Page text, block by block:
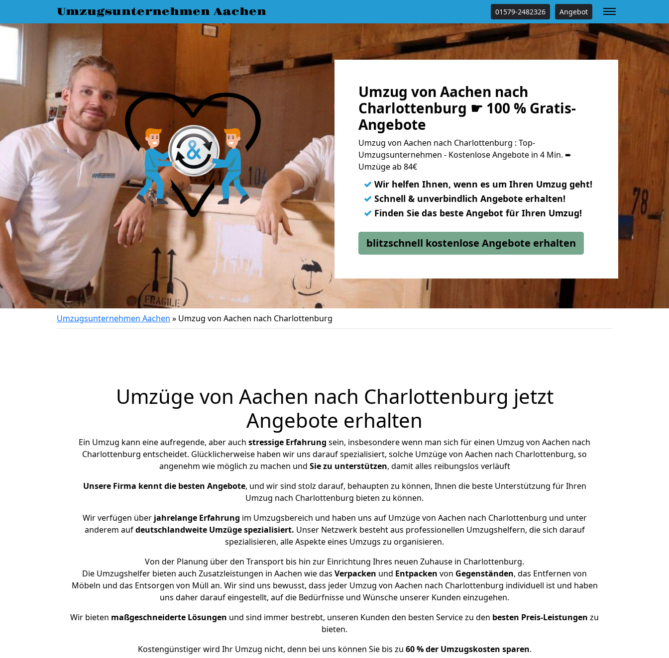
Umzugsunternehmen Aachen 01579-2482326 Angebot
Umzug von Aachen nach
Charlottenburg ☛ 100 % Gratis-
Angebote
Umzug von Aachen nach Charlottenburg : Top-
Umzugsunternehmen - Kostenlose Angebote in 4 Min. ➨
Umzüge ab 84€
✓ Wir helfen Ihnen, wenn es um Ihren Umzug geht!
✓ Schnell & unverbindlich Angebote erhalten!
✓ Finden Sie das beste Angebot für Ihren Umzug!
blitzschnell kostenlose Angebote erhalten
Umzugsunternehmen Aachen » Umzug von Aachen nach Charlottenburg
Umzüge von Aachen nach Charlottenburg jetzt
Angebote erhalten
Ein Umzug kann eine aufregende, aber auch stressige Erfahrung sein, insbesondere wenn man sich für einen Umzug von Aachen nach
Charlottenburg entscheidet. Glücklicherweise haben wir uns darauf spezialisiert, solche Umzüge von Aachen nach Charlottenburg, so
angenehm wie möglich zu machen und Sie zu unterstützen, damit alles reibungslos verläuft
Unsere Firma kennt die besten Angebote, und wir sind stolz darauf, behaupten zu können, Ihnen die beste Unterstützung für Ihren
Umzug nach Charlottenburg bieten zu können.
Wir verfügen überjahrelange Erfahrung im Umzugsbereich und haben uns auf Umzüge von Aachen nach Charlottenburg und unter
anderem aufdeutschlandweite Umzüge spezialisiert. Unser Netzwerk besteht aus professionellen Umzugshelfern, die sich darauf
spezialisieren, alle Aspekte eines Umzugs zu organisieren.
Von der Planung über den Transport bis hin zur Einrichtung Ihres neuen Zuhause in Charlottenburg.
Die Umzugshelfer bieten auch Zusatzleistungen in Aachen wie das Verpacken und Entpacken von Gegenständen, das Entfernen von
Möbeln und das Entsorgen von Müll an. Wir sind uns bewusst, dass jeder Umzug von Aachen nach Charlottenburg individuell ist und haben
uns daher darauf eingestellt, auf die Bedürfnisse und Wünsche unserer Kunden einzugehen.
Wir bieten maßgeschneiderte Lösungen und sind immer bestrebt, unseren Kunden den besten Service zu den besten Preis-Leistungen zu
bieten.
Kostengünstiger wird Ihr Umzug nicht, denn bei uns können Sie bis zu 60 % der Umzugskosten sparen.